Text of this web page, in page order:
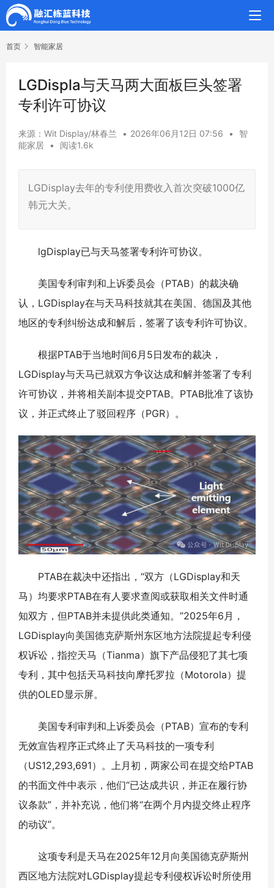
首页 智能家居
LGDispla与天马两大面板巨头签署
专利许可协议
来源：Wit Display/林春兰 • 2026年06月12日 07:56 •
智
能家居
• 阅读1.6k
LGDisplay去年的专利使用费收入首次突破1000亿
韩元大关。
lgDisplay已与天马签署专利许可协议。
美国专利审判和上诉委员会（PTAB）的裁决确
认，LGDisplay在与天马科技就其在美国、德国及其他
地区的专利纠纷达成和解后，签署了该专利许可协议。
根据PTAB于当地时间6月5日发布的裁决，
LGDisplay与天马已就双方争议达成和解并签署了专利
许可协议，并将相关副本提交PTAB。PTAB批准了该协
议，并正式终止了驳回程序（PGR）。
PTAB在裁决中还指出，“双方（LGDisplay和天
马）均要求PTAB在有人要求查阅或获取相关文件时通
知双方，但PTAB并未提供此类通知。”2025年6月，
LGDisplay向美国德克萨斯州东区地方法院提起专利侵
权诉讼，指控天马（Tianma）旗下产品侵犯了其七项
专利，其中包括天马科技向摩托罗拉（Motorola）提
供的OLED显示屏。
美国专利审判和上诉委员会（PTAB）宣布的专利
无效宣告程序正式终止了天马科技的一项专利
（US12,293,691）。上月初，两家公司在提交给PTAB
的书面文件中表示，他们“已达成共识，并正在履行协
议条款”，并补充说，他们将“在两个月内提交终止程序
的动议”。
这项专利是天马在2025年12月向美国德克萨斯州
西区地方法院对LGDisplay提起专利侵权诉讼时所使用